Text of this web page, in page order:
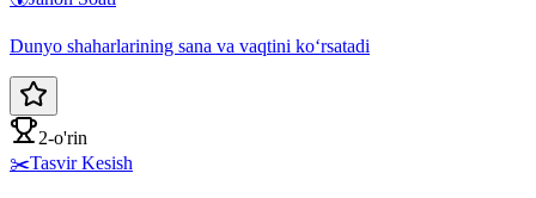
Dunyo shaharlarining sana va vaqtini ko‘rsatadi
2-o'rin
✂️Tasvir Kesish